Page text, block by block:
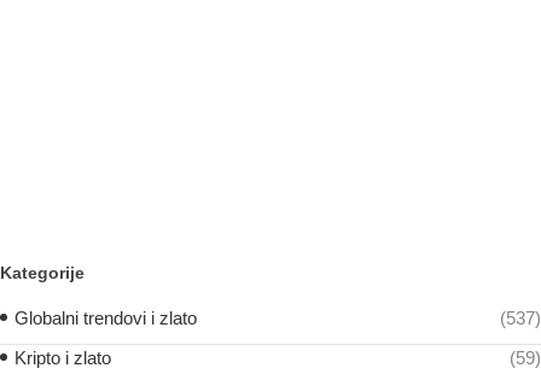
Kategorije
Globalni trendovi i zlato
(537)
Kripto i zlato
(59)